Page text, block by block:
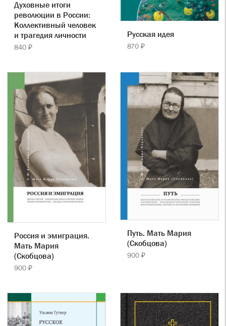
Духовные итоги
революции в России:
Коллективный человек
и трагедия личности
840 ₽
Русская идея
870 ₽
Россия и эмиграция.
Мать Мария
(Скобцова)
900 ₽
Путь. Мать Мария
(Скобцова)
900 ₽